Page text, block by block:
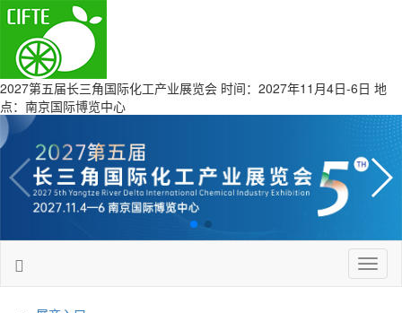
2027第五届长三角国际化工产业展览会 时间：2027年11月4日-6日 地
点：南京国际博览中心